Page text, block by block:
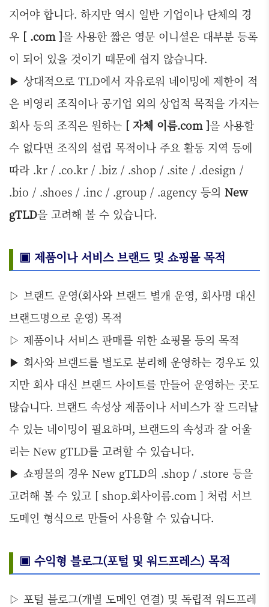
지어야 합니다. 하지만 역시 일반 기업이나 단체의 경
우 [ .com ]을 사용한 짧은 영문 이니셜은 대부분 등록
이 되어 있을 것이기 때문에 쉽지 않습니다.
▶ 상대적으로 TLD에서 자유로워 네이밍에 제한이 적
은 비영리 조직이나 공기업 외의 상업적 목적을 가지는
회사 등의 조직은 원하는 [ 자체 이름.com ]을 사용할
수 없다면 조직의 설립 목적이나 주요 활동 지역 등에
따라 .kr / .co.kr / .biz / .shop / .site / .design /
.bio / .shoes / .inc / .group / .agency 등의 New
gTLD을 고려해 볼 수 있습니다.
▣ 제품이나 서비스 브랜드 및 쇼핑몰 목적
▷ 브랜드 운영(회사와 브랜드 별개 운영, 회사명 대신
브랜드명으로 운영) 목적
▷ 제품이나 서비스 판매를 위한 쇼핑몰 등의 목적
▶ 회사와 브랜드를 별도로 분리해 운영하는 경우도 있
지만 회사 대신 브랜드 사이트를 만들어 운영하는 곳도
많습니다. 브랜드 속성상 제품이나 서비스가 잘 드러날
수 있는 네이밍이 필요하며, 브랜드의 속성과 잘 어울
리는 New gTLD를 고려할 수 있습니다.
▶ 쇼핑몰의 경우 New gTLD의 .shop / .store 등을
고려해 볼 수 있고 [ shop.회사이름.com ] 처럼 서브
도메인 형식으로 만들어 사용할 수 있습니다.
▣ 수익형 블로그(포털 및 워드프레스) 목적
▷ 포털 블로그(개별 도메인 연결) 및 독립적 워드프레